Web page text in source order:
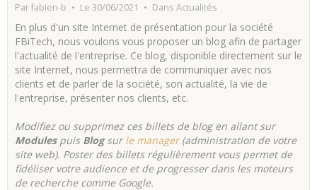
Parfabien-b Le 30/06/2021 Dans Actualités
En plus d'un site Internet de présentation pour la société
FBiTech, nous voulons vous proposer un blog afin de partager
l'actualité de l'entreprise. Ce blog, disponible directement sur le
site Internet, nous permettra de communiquer avec nos
clients et de parler de la société, son actualité, la vie de
l'entreprise, présenter nos clients, etc.
Modifiez ou supprimez ces billets de blog en allant sur
Modulespuis Blogsur le manager(administration de votre
site web). Poster des billets régulièrement vous permet de
fidéliser votre audience et de progresser dans les moteurs
de recherche comme Google.